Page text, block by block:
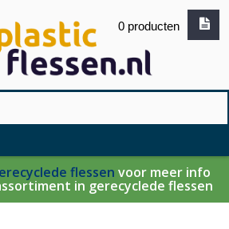
0 producten
flessen voor meer info
in gerecyclede flessen